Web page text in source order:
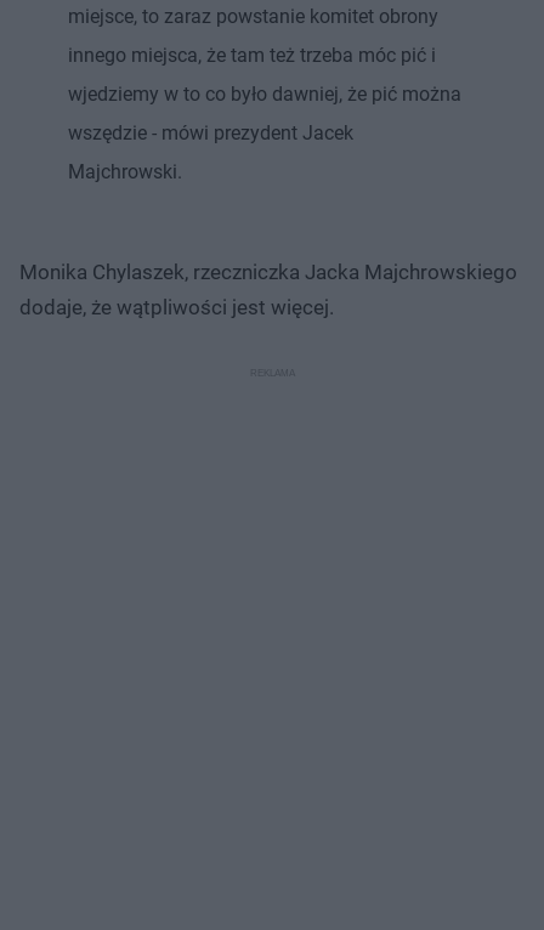
miejsce, to zaraz powstanie komitet obrony
innego miejsca, że tam też trzeba móc pić i
wjedziemy w to co było dawniej, że pić można
wszędzie - mówi prezydent Jacek
Majchrowski.
Monika Chylaszek, rzeczniczka Jacka Majchrowskiego
dodaje, że wątpliwości jest więcej.